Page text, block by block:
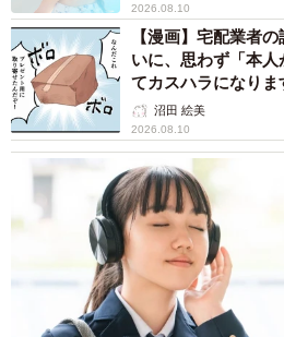
2026.08.10
【漫画】宅配業者
いに、思わず「本
てカスハラになり
沼田 絵美
2026.08.10